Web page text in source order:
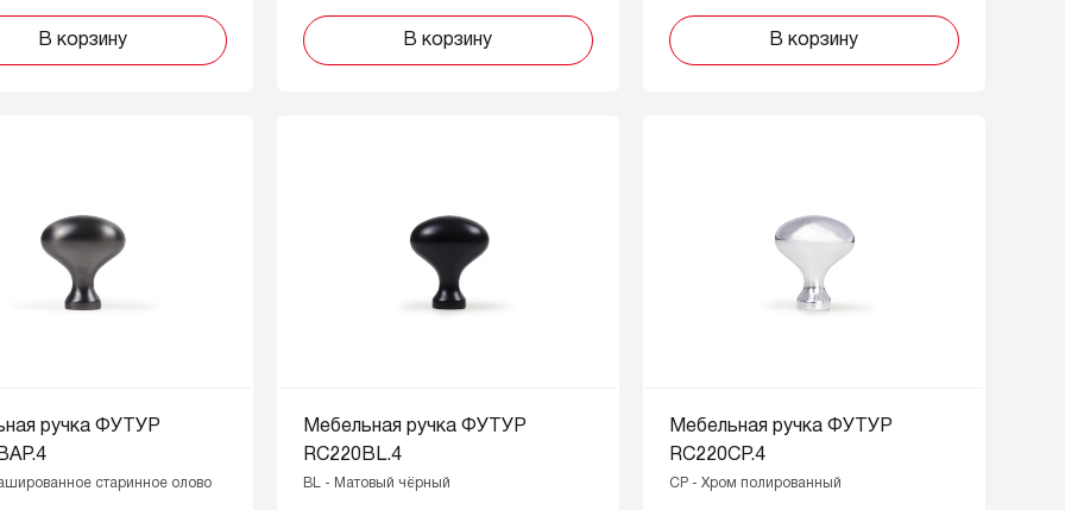
В корзину В корзину В корзину
ручка ФУТУР
старинное олово
Мебельная ручка ФУТУР
RC220BL.4
BL - Матовый чёрный
Мебельная ручка ФУТУР
RC220CP.4
CP - Хром полированный